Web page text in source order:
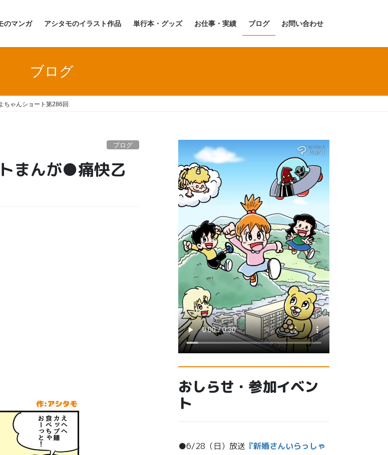
のマンガ アシタモのイラスト作品 単行本・グッズ お仕事・実績 ブログ お問い合わせ
ブログ
ちゃんショート第286回
ブログ
まんが●痛快乙
おしらせ・参加イベン
ト
●6/28（日）放送 『新婚さんいらっしゃ